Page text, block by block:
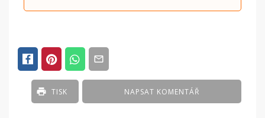
NAPSAT KOMENTÁŘ
TISK